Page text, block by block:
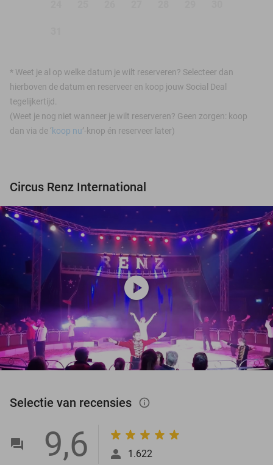
* Weet je al op welke datum je wilt reserveren? Selecteer dan
hierboven de datum en reserveer en koop jouw Social Deal
tegelijkertijd.
(Weet je nog niet wanneer je wilt reserveren? Geen zorgen: koop
dan via de ‘koop nu’-knop én reserveer later)
Circus Renz International
play_circle
Selectie van recensies info_outlined
9,6 1.622